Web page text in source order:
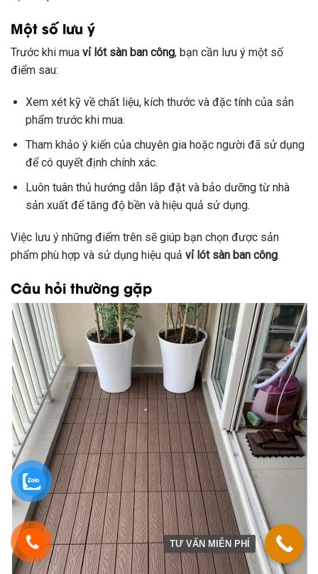
Một số lưu ý
Trước khi mua vỉ lót sàn ban công, bạn cần lưu ý một số
điểm sau:
Xem xét kỹ về chất liệu, kích thước và đặc tính của sản
phẩm trước khi mua.
Tham khảo ý kiến của chuyên gia hoặc người đã sử dụng
để có quyết định chính xác.
Luôn tuân thủ hướng dẫn lắp đặt và bảo dưỡng từ nhà
sản xuất để tăng độ bền và hiệu quả sử dụng.
Việc lưu ý những điểm trên sẽ giúp bạn chọn được sản
phẩm phù hợp và sử dụng hiệu quả vỉ lót sàn ban công.
Câu hỏi thường gặp
TƯ VẤN MIỄN PHÍ